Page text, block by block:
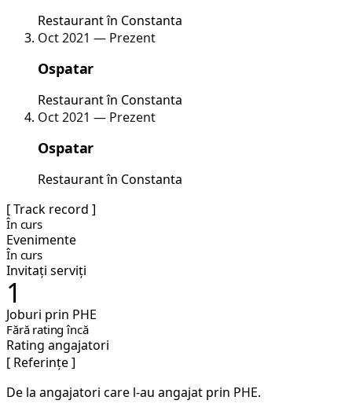
Restaurant în Constanta
Oct 2021 — Prezent
Ospatar
Restaurant în Constanta
Oct 2021 — Prezent
Ospatar
Restaurant în Constanta
[ Track record ]
În curs
Evenimente
În curs
Invitați serviți
1
Joburi prin PHE
Fără rating încă
Rating angajatori
[ Referințe ]
De la angajatori care l-au angajat prin PHE.